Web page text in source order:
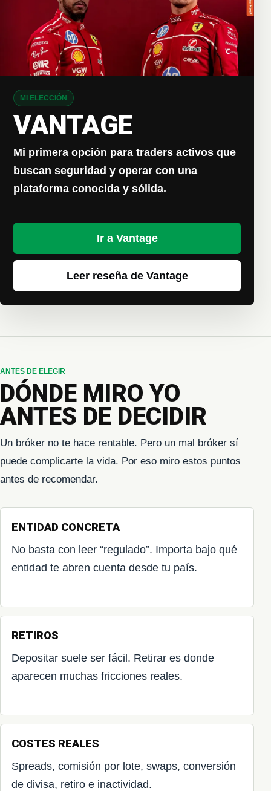
MI ELECCIÓN
VANTAGE
Mi primera opción para traders activos que
buscan seguridad y operar con una
plataforma conocida y sólida.
Ir a Vantage
Leer reseña de Vantage
ANTES DE ELEGIR
DÓNDE MIRO YO
ANTES DE DECIDIR
Un bróker no te hace rentable. Pero un mal bróker sí
puede complicarte la vida. Por eso miro estos puntos
antes de recomendar.
ENTIDAD CONCRETA
No basta con leer “regulado”. Importa bajo qué
entidad te abren cuenta desde tu país.
RETIROS
Depositar suele ser fácil. Retirar es donde
aparecen muchas fricciones reales.
COSTES REALES
Spreads, comisión por lote, swaps, conversión
de divisa, retiro e inactividad.